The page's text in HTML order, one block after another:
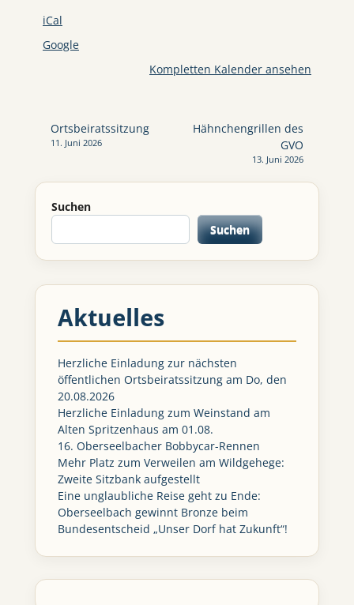
iCal
Google
Kompletten Kalender ansehen
Beitragsnavigation
Ortsbeiratssitzung
11. Juni 2026
Hähnchengrillen des
GVO
13. Juni 2026
Suchen
Suchen
Aktuelles
Herzliche Einladung zur nächsten
öffentlichen Ortsbeiratssitzung am Do, den
20.08.2026
Herzliche Einladung zum Weinstand am
Alten Spritzenhaus am 01.08.
16. Oberseelbacher Bobbycar-Rennen
Mehr Platz zum Verweilen am Wildgehege:
Zweite Sitzbank aufgestellt
Eine unglaubliche Reise geht zu Ende:
Oberseelbach gewinnt Bronze beim
Bundesentscheid „Unser Dorf hat Zukunft“!